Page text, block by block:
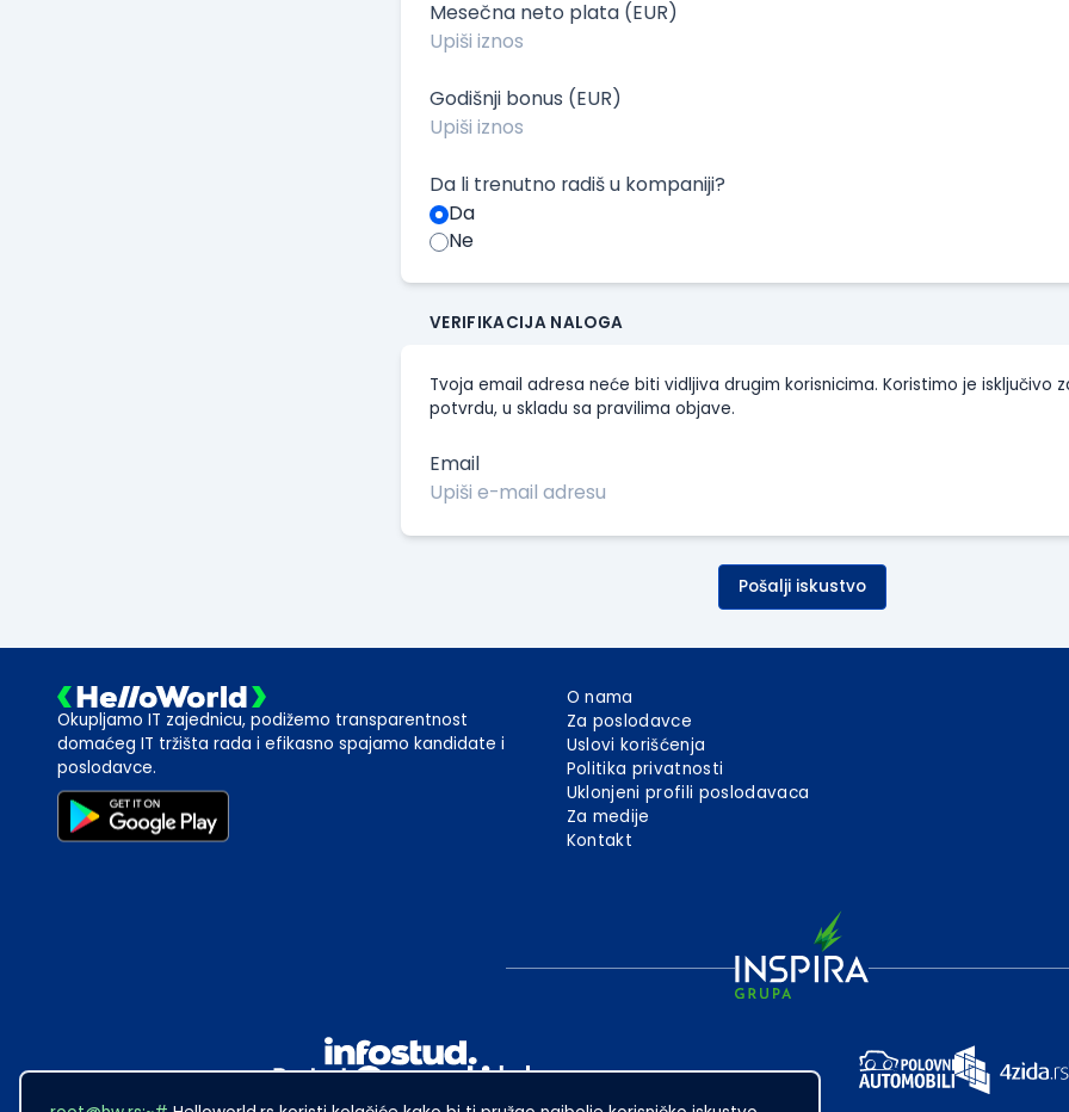
Mesečna neto plata (EUR)
Godišnji bonus (EUR)
Da li trenutno radiš u kompaniji?
Da
Ne
VERIFIKACIJA NALOGA
Tvoja email adresa neće biti vidljiva drugim korisnicima. Koristimo je isključivo
potvrdu, u skladu sa pravilima objave.
Email
Pošalji iskustvo
Okupljamo IT zajednicu, podižemo transparentnost
domaćeg IT tržišta rada i efikasno spajamo kandidate i
poslodavce.
O nama
Za poslodavce
Uslovi korišćenja
Politika privatnosti
Uklonjeni profili poslodavaca
Za medije
Kontakt